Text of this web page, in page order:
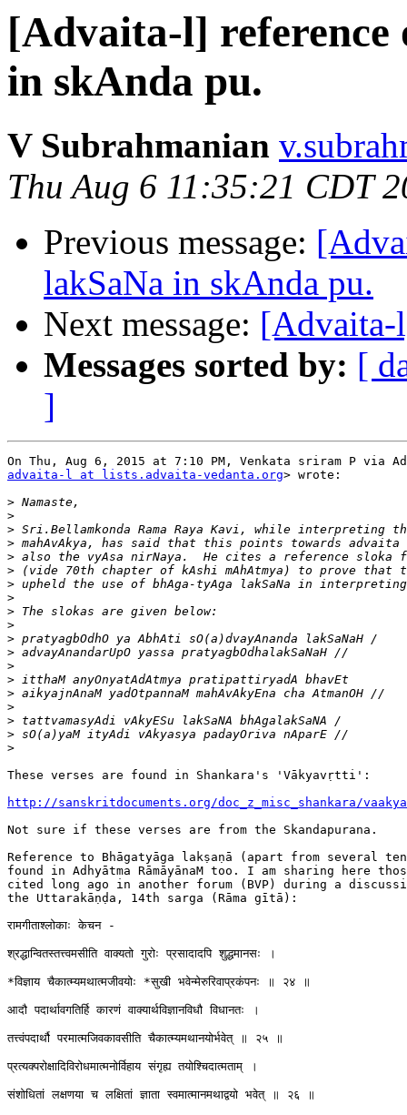
[Advaita-l] reference
in skAnda pu.
V Subrahmanian
Thu Aug 6 11:35:21 CDT
Previous message:
lakSaNa in skAnda pu.
Next message: [Advaita-
Messages sorted by: [
]
advaita-l at lists.advaita-vedanta.org> wrote:
>
>
>
>
>
>
>
>
>
>
>
>
>
>
>
>
>
>
>
These verses are found in Shankara's 'Vākyavṛtti':
http://sanskritdocuments.org/doc_z_misc_shankara/
Not sure if these verses are from the Skandapurana.
Reference to Bhāgatyāga lakṣaṇā (apart from several
found in Adhyātma RāmāyānaM too. I am sharing here
cited long ago in another forum (BVP) during a
the Uttarakāṇḍa, 14th sarga (Rāma gītā):
रामगीताश्लोकाः केचन -
श्रद्धान्वितस्तत्त्वमसीति वाक्यतो गुरोः प्रसादादपि शुद्धमानसः ।
*विज्ञाय चैकात्म्यमथात्मजीवयोः *सुखी भवेन्मेरुरिवाप्रकंपनः ॥ २४ ॥
आदौ पदार्थावगतिर्हि कारणं वाक्यार्थविज्ञानविधौ विधानतः ।
तत्त्वंपदार्थौ परमात्मजिवकावसीति चैकात्म्यमथानयोर्भवेत् ॥ २५ ॥
प्रत्यक्परोक्षादिविरोधमात्मनोर्विहाय संगृह्य तयोश्चिदात्मताम् ।
संशोधितां लक्षणया च लक्षितां ज्ञाता स्वमात्मानमथाद्वयो भवेत् ॥ २६ ॥